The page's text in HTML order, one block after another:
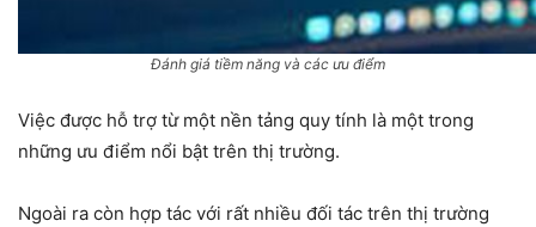
Đánh giá tiềm năng và các ưu điểm
Việc được hỗ trợ từ một nền tảng quy tính là một trong
những ưu điểm nổi bật trên thị trường.
Ngoài ra còn hợp tác với rất nhiều đối tác trên thị trường